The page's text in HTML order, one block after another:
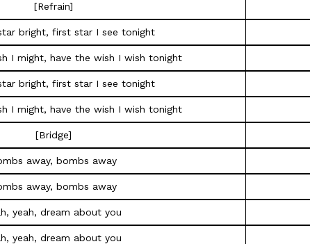
[Refrain]
bright, first star I see tonight
I might, have the wish I wish tonight
bright, first star I see tonight
I might, have the wish I wish tonight
[Bridge]
away, bombs away
away, bombs away
yeah, dream about you
yeah, dream about you